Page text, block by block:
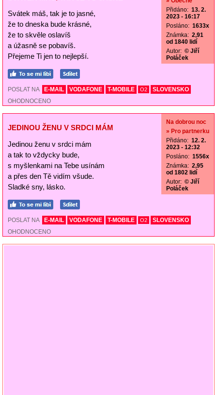
Svátek máš, tak je to jasné,
že to dneska bude krásné,
že to skvěle oslavíš
a úžasně se pobavíš.
Přejeme Ti jen to nejlepší.
Přidáno: 13. 2.
2023 - 16:17
Posláno: 1633x
Známka: 2,91
od 1840 lidí
Autor: © Jiří
Poláček
POSLAT NA E-MAIL VODAFONE T-MOBILE O2
SLOVENSKO
OHODNOCENO
JEDINOU ŽENU V SRDCI MÁM
Jedinou ženu v srdci mám
a tak to vždycky bude,
s myšlenkami na Tebe usínám
a přes den Tě vidím všude.
Sladké sny, lásko.
Na dobrou noc
» Pro partnerku
Přidáno: 12. 2.
2023 - 12:32
Posláno: 1556x
Známka: 2,95
od 1802 lidí
Autor: © Jiří
Poláček
POSLAT NA E-MAIL VODAFONE T-MOBILE O2
SLOVENSKO
OHODNOCENO